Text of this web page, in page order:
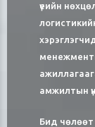
үеийн
амжилтын
Бид чөлөөт